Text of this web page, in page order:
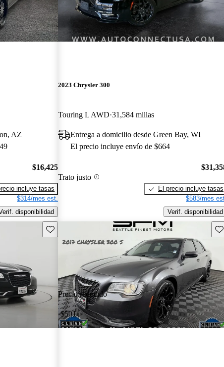
AZ
$16,425
incluye tasas
$314/mes est.
disponibilidad
2023 Chrysler 300
Touring L AWD 31,584 millas
Entrega a domicilio desde Green Bay, WI
El precio incluye envío de $664
Trato justo
El precio incluye tasas
$583/mes
Verif. disponibilidad
Guarda este Aviso
Precio reducido
-$501